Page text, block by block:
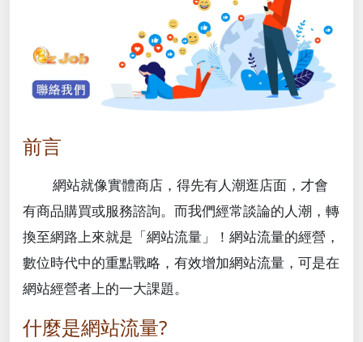
前言
網站就像實體商店，得先有人潮逛店面，才會
有商品購買或服務諮詢。而我們經常談論的人潮，轉
換至網路上來就是「網站流量」！網站流量的經營，
數位時代中的重點戰略，有效增加網站流量，可是在
網站經營者上的一大課題。
什麼是網站流量?